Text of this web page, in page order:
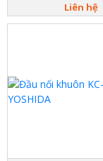
Liên hệ